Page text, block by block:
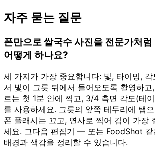
자주 묻는 질문
폰만으로 쌀국수 사진을 전문가처럼
어떻게 하나요?
세 가지가 가장 중요합니다: 빛, 타이밍,
서 빛이 그릇 뒤에서 들어오도록 촬영하고
르는 첫 1분 안에 찍고, 3/4 측면 각도(테
를 사용하세요. 그릇의 앞쪽 테두리에 탭
폰 플래시는 끄고, 연사로 찍어 김이 가장
세요. 그다음 편집기 — 또는 FoodShot
배경과 색감을 정리할 수 있습니다.